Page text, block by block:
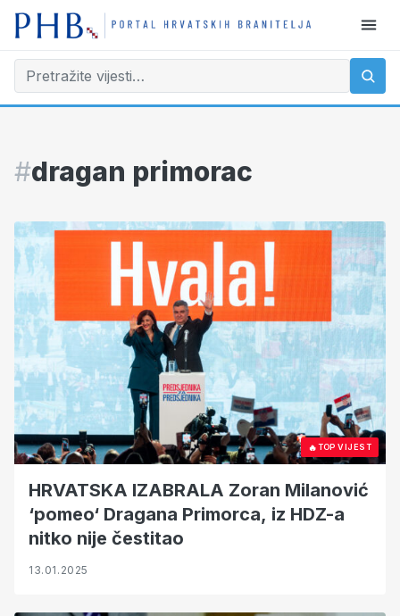
#dragan primorac
🔥TOP VIJEST
HRVATSKA IZABRALA Zoran Milanović
‘pomeo‘ Dragana Primorca, iz HDZ-a
nitko nije čestitao
13.01.2025